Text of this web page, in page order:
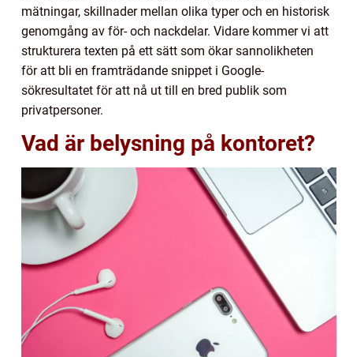
mätningar, skillnader mellan olika typer och en historisk
genomgång av för- och nackdelar. Vidare kommer vi att
strukturera texten på ett sätt som ökar sannolikheten
för att bli en framträdande snippet i Google-
sökresultatet för att nå ut till en bred publik som
privatpersoner.
Vad är belysning på kontoret?